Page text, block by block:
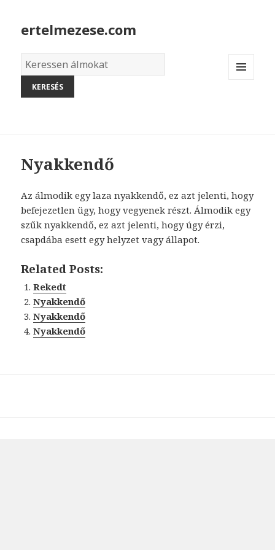
ertelmezese.com
Álmok
szótára
Nyakkendő
Az álmodik egy laza nyakkendő, ez azt jelenti, hogy
befejezetlen ügy, hogy vegyenek részt. Álmodik egy
szűk nyakkendő, ez azt jelenti, hogy úgy érzi,
csapdába esett egy helyzet vagy állapot.
Related Posts:
Rekedt
Nyakkendő
Nyakkendő
Nyakkendő